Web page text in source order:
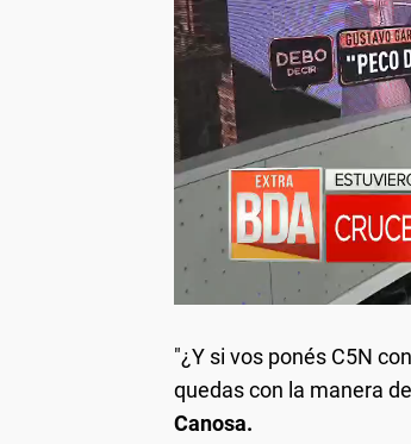
"¿Y si vos ponés C5N
quedas con la manera
Canosa.